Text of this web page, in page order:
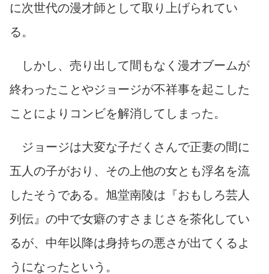
に次世代の漫才師として取り上げられてい
る。
しかし、売り出して間もなく漫才ブームが
終わったことやジョージが不祥事を起こした
ことによりコンビを解消してしまった。
ジョージは大変な子だくさんで正妻の間に
五人の子がおり、その上他の女とも浮名を流
したそうである。旭堂南陵は『おもしろ芸人
列伝』の中で女癖のすさまじさを茶化してい
るが、中年以降は身持ちの悪さが出てくるよ
うになったという。